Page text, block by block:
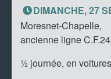
DIMANCHE, 27
Moresnet-
ancienne ligne
½ journée, en